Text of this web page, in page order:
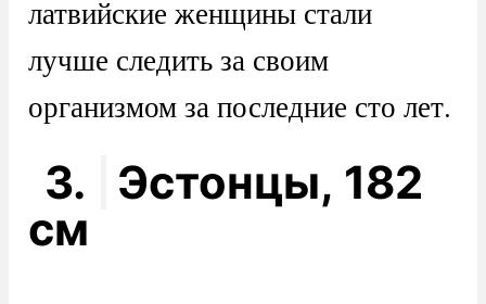
латвийские женщины стали
лучше следить за своим
организмом за последние сто лет.
3.
Эстонцы, 182
см